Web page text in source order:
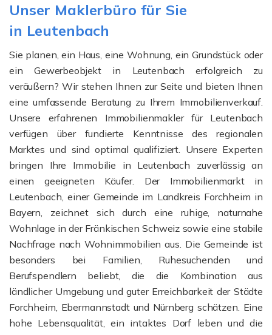
Unser Maklerbüro für Sie
in Leutenbach
Sie planen, ein Haus, eine Wohnung, ein Grundstück oder
ein Gewerbeobjekt in Leutenbach erfolgreich zu
veräußern? Wir stehen Ihnen zur Seite und bieten Ihnen
eine umfassende Beratung zu Ihrem Immobilienverkauf.
Unsere erfahrenen Immobilienmakler für Leutenbach
verfügen über fundierte Kenntnisse des regionalen
Marktes und sind optimal qualifiziert. Unsere Experten
bringen Ihre Immobilie in Leutenbach zuverlässig an
einen geeigneten Käufer. Der Immobilienmarkt in
Leutenbach, einer Gemeinde im Landkreis Forchheim in
Bayern, zeichnet sich durch eine ruhige, naturnahe
Wohnlage in der Fränkischen Schweiz sowie eine stabile
Nachfrage nach Wohnimmobilien aus. Die Gemeinde ist
besonders bei Familien, Ruhesuchenden und
Berufspendlern beliebt, die die Kombination aus
ländlicher Umgebung und guter Erreichbarkeit der Städte
Forchheim, Ebermannstadt und Nürnberg schätzen. Eine
hohe Lebensqualität, ein intaktes Dorf leben und die